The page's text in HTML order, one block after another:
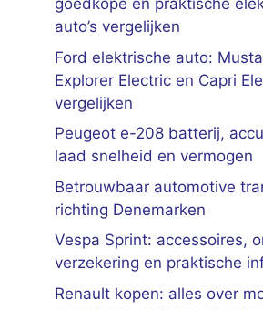
goedkope en praktische
auto’s vergelijken
Ford elektrische auto:
Explorer Electric en Capri
vergelijken
Peugeot e-208 batterij,
laad snelheid en vermogen
Betrouwbaar automotive
richting Denemarken
Vespa Sprint: accessoires,
verzekering en praktische
Renault kopen: alles over